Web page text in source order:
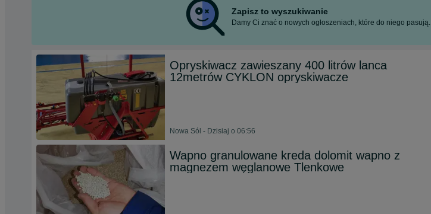
Zapisz to wyszukiwanie
Damy Ci znać o nowych ogłoszeniach, które do niego pasują.
Opryskiwacz zawieszany 400 litrów lanca
12metrów CYKLON opryskiwacze
Nowa Sól - Dzisiaj o 06:56
Wapno granulowane kreda dolomit wapno z
magnezem węglanowe Tlenkowe